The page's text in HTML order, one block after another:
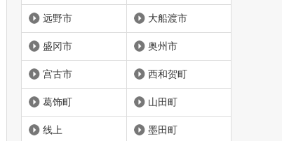
远野市 大船渡市
盛冈市 奥州市
宫古市 西和贺町
葛饰町 山田町
线上 墨田町